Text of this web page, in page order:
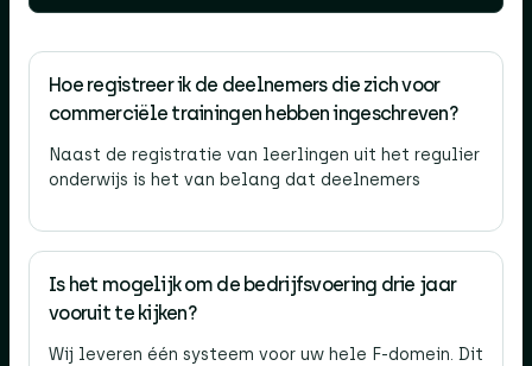
Hoe registreer ik de deelnemers die zich voor
commerciële trainingen hebben ingeschreven?
Naast de registratie van leerlingen uit het regulier
onderwijs is het van belang dat deelnemers
Is het mogelijk om de bedrijfsvoering drie jaar
vooruit te kijken?
Wij leveren één systeem voor uw hele F-domein. Dit